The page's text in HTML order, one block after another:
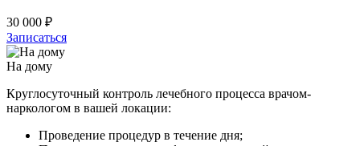
30 000 ₽
Записаться
На дому
Круглосуточный контроль лечебного процесса врачом-
наркологом в вашей локации:
Проведение процедур в течение дня;